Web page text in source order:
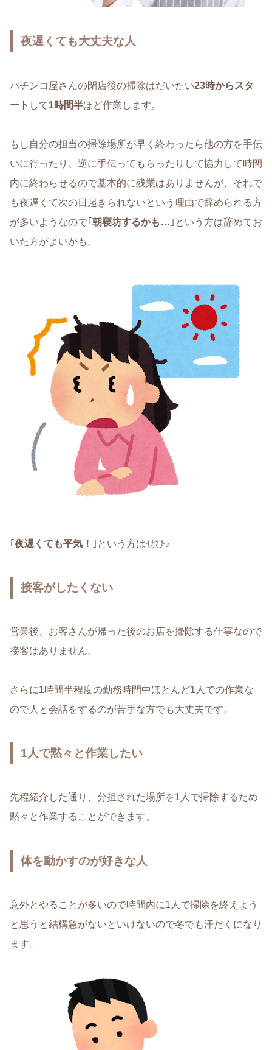
夜遅くても大丈夫な人
パチンコ屋さんの閉店後の掃除はだいたい23時からスタ
ート して1時間半ほど作業します。
もし自分の担当の掃除場所が早く終わったら他の方を手伝
いに行ったり、逆に手伝ってもらったりして協力して時間
内に終わらせるので基本的に残業はありませんが、それで
も夜遅くて次の日起きられないという理由で辞められる方
が多いようなので｢ 朝寝坊するかも… ｣という方は辞めてお
いた方がよいかも。
｢ 夜遅くても平気！ ｣という方はぜひ♪
接客がしたくない
営業後、お客さんが帰った後のお店を掃除する仕事なので
接客はありません。
さらに1時間半程度の勤務時間中ほとんど1人での作業な
ので人と会話をするのが苦手な方でも大丈夫です。
1人で黙々と作業したい
先程紹介した通り、分担された場所を1人で掃除するため
黙々と作業することができます。
体を動かすのが好きな人
意外とやることが多いので時間内に1人で掃除を終えよう
と思うと結構急がないといけないので冬でも汗だくになり
ます。